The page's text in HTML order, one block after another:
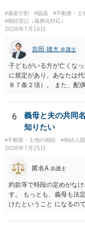
ないということでしょう
と拒否することはできま
#遺産分割 #協議 #不動産・土
#相続登記（義務化対応）
2026年7月16日
吉田 雄大 弁護士
子どもがいる方が亡くな
に規定があり、あなたは
８７条２項）。 また、配
も相続権があります。つ
相続権がある可能性があ
6
義母と夫の共同
知りたい
#不動産・土地の相続 #相続人
2026年7月25日
匿名A 弁護士
約款等で特段の定めがな
す。 もっとも、義母も法
けたということ になるの